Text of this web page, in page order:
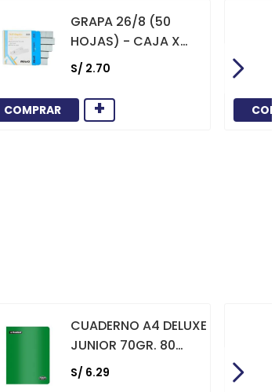
GRAPA 26/8 (50
HOJAS) - CAJA X
1000
S/ 2.70
COMPRAR +
CUADERNO A4 DELUXE
JUNIOR 70GR. 80
HOJAS
CUADRICULADO
S/ 6.29